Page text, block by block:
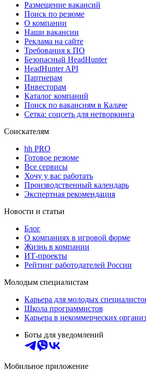
Размещение вакансий
Поиск по резюме
О компании
Наши вакансии
Реклама на сайте
Требования к ПО
Безопасный HeadHunter
HeadHunter API
Партнерам
Инвесторам
Каталог компаний
Поиск по вакансиям в Калаче
Сетка: соцсеть для нетворкинга
Соискателям
hh PRO
Готовое резюме
Все сервисы
Хочу у вас работать
Производственный календарь
Экспертная рекомендация
Новости и статьи
Блог
О компаниях в игровой форме
Жизнь в компании
ИТ-проекты
Рейтинг работодателей России
Молодым специалистам
Карьера для молодых
Школа программистов
Карьера в некоммерческих
Боты для уведомлений
Мобильное приложение